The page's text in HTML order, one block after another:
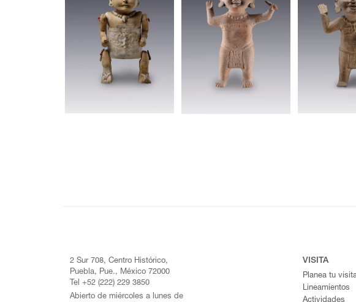
2 Sur 708, Centro Histórico,
Puebla, Pue., México 72000
Tel +52 (222) 229 3850
Abierto de miércoles a lunes de
VISITA
Planea tu
Lineamientos
Actividades